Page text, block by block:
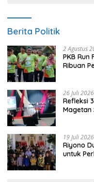
Berita Politik
2 Agustus
PKB Run
Ribuan
26 Juli 2026
Refleksi
Magetan
19 Juli 2026
Riyono
untuk